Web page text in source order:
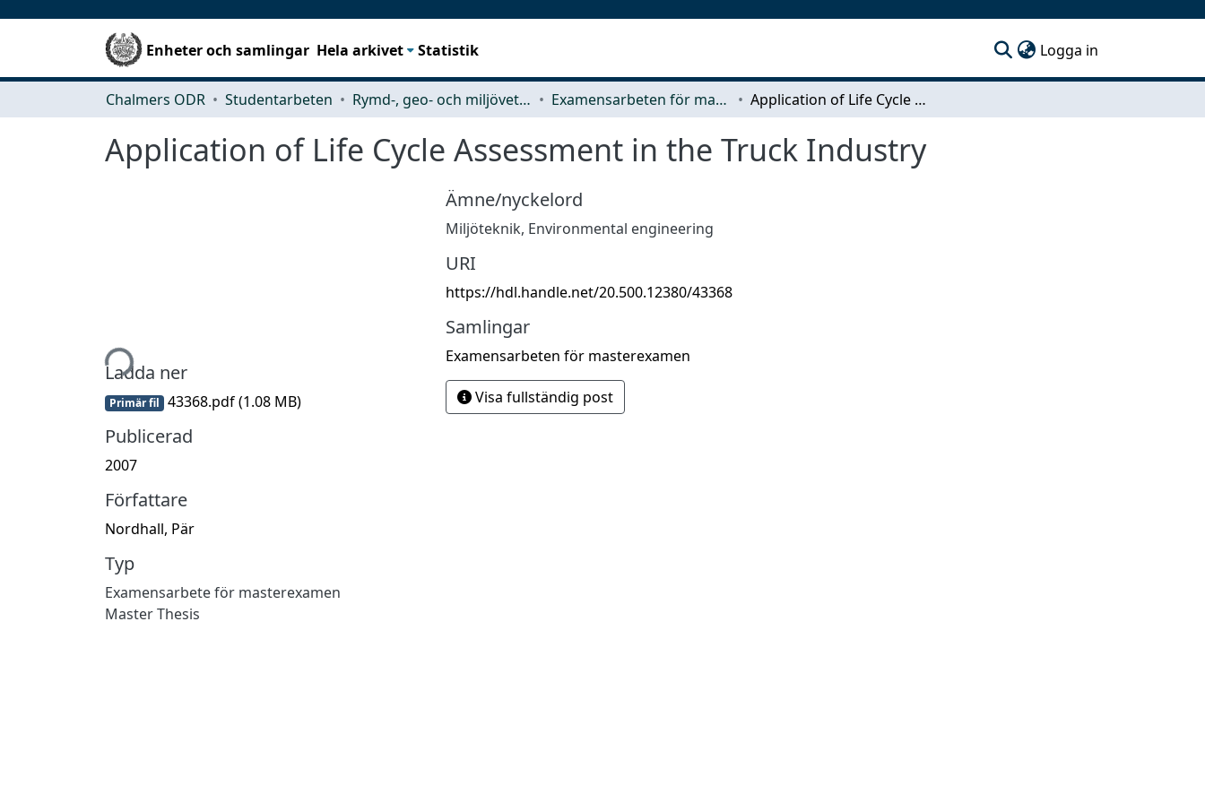
Enheter och samlingar Hela arkivet Statistik Logga in
Chalmers ODR Studentarbeten Rymd-, geo- och miljövetenskap (SEE) Examensarbeten för masterexamen Application of Life Cycle Assessment in the Truck Industry
Application of Life Cycle Assessment in the Truck Industry
Hämtar...Ladda ner
Primär fil 43368.pdf(1.08 MB)
Publicerad
2007
Författare
Nordhall, Pär
Typ
Examensarbete för masterexamen
Master Thesis
Ämne/nyckelord
Miljöteknik, Environmental engineering
URI
https://hdl.handle.net/20.500.12380/43368
Samlingar
Examensarbeten för masterexamen
Visa fullständig post